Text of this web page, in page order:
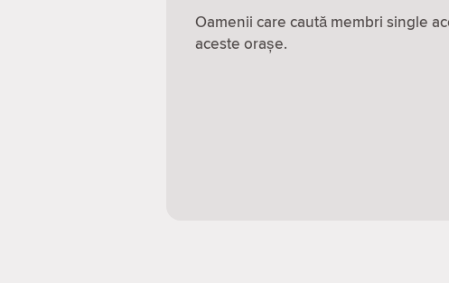
Oamenii care caută membri single
aceste orașe.